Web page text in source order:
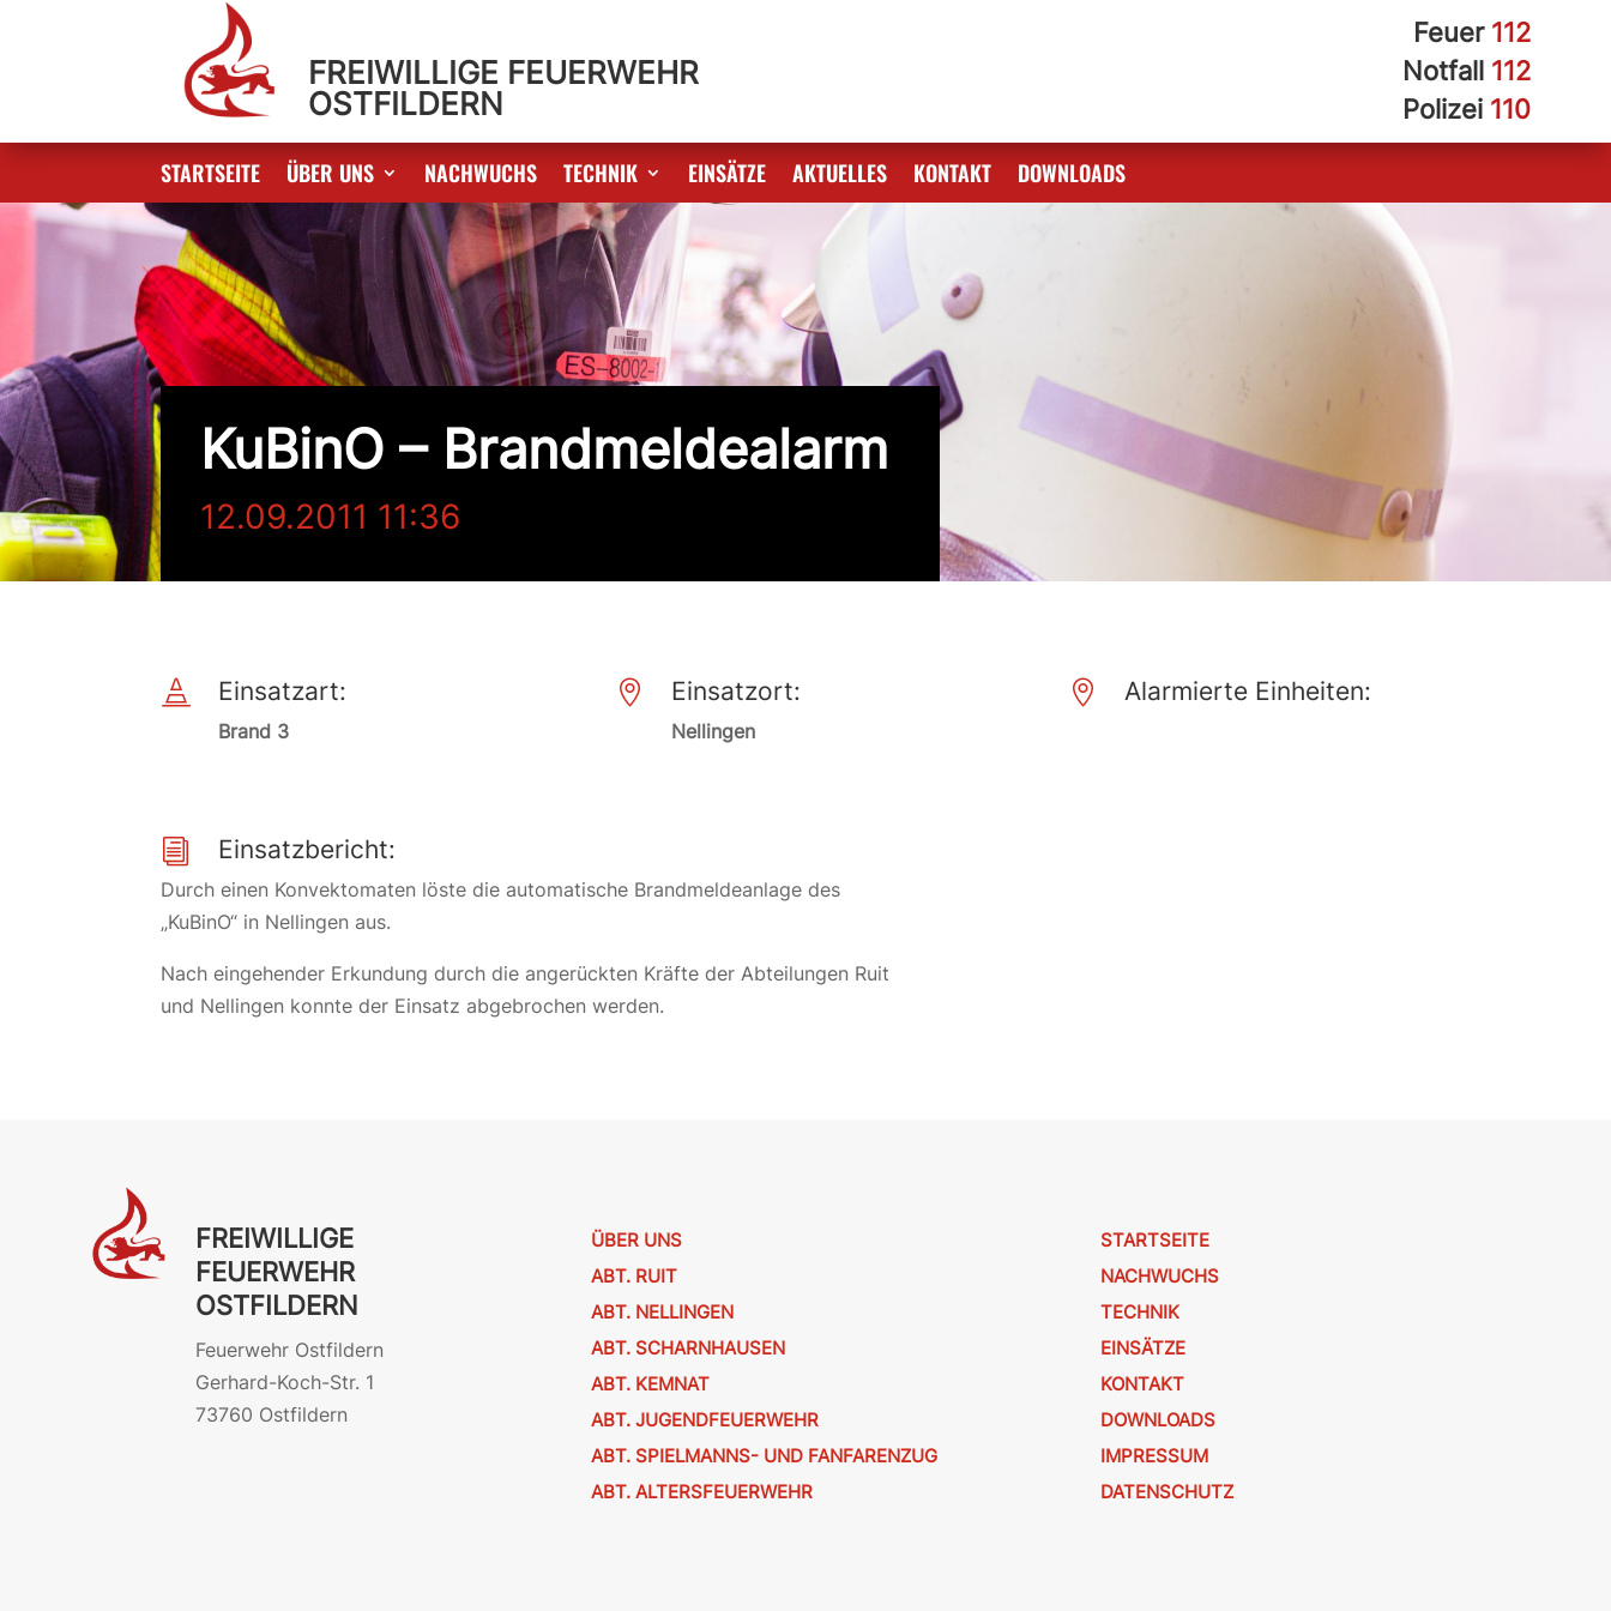
FREIWILLIGE FEUERWEHR
OSTFILDERN
Feuer 112
Notfall 112
Polizei 110
STARTSEITE ÜBER UNS NACHWUCHS TECHNIK EINSÄTZE AKTUELLES KONTAKT DOWNLOADS
KuBinO – Brandmeldealarm
12.09.2011 11:36
 Einsatzart:
Brand 3
 Einsatzort:
Nellingen
 Alarmierte Einheiten:
i Einsatzbericht:
Durch einen Konvektomaten löste die automatische Brandmeldeanlage des
„KuBinO“ in Nellingen aus.
Nach eingehender Erkundung durch die angerückten Kräfte der Abteilungen Ruit
und Nellingen konnte der Einsatz abgebrochen werden.
FREIWILLIGE
FEUERWEHR
OSTFILDERN
Feuerwehr Ostfildern
Gerhard-Koch-Str. 1
73760 Ostfildern
ÜBER UNS
ABT. RUIT
ABT. NELLINGEN
ABT. SCHARNHAUSEN
ABT. KEMNAT
ABT. JUGENDFEUERWEHR
ABT. SPIELMANNS- UND FANFARENZUG
ABT. ALTERSFEUERWEHR
STARTSEITE
NACHWUCHS
TECHNIK
EINSÄTZE
KONTAKT
DOWNLOADS
IMPRESSUM
DATENSCHUTZ